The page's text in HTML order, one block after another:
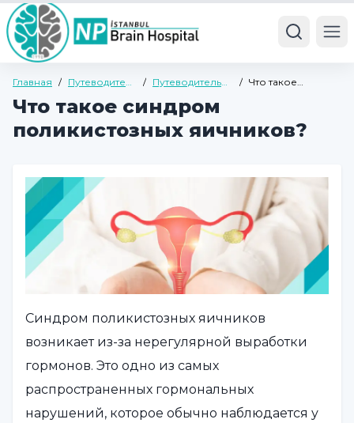
Главная / Путеводитель
/ Путеводитель
наркоманов
/ Что такое
Что такое синдром
поликистозных яичников?
Синдром поликистозных яичников
возникает из-за нерегулярной выработки
гормонов. Это одно из самых
распространенных гормональных
нарушений, которое обычно наблюдается у